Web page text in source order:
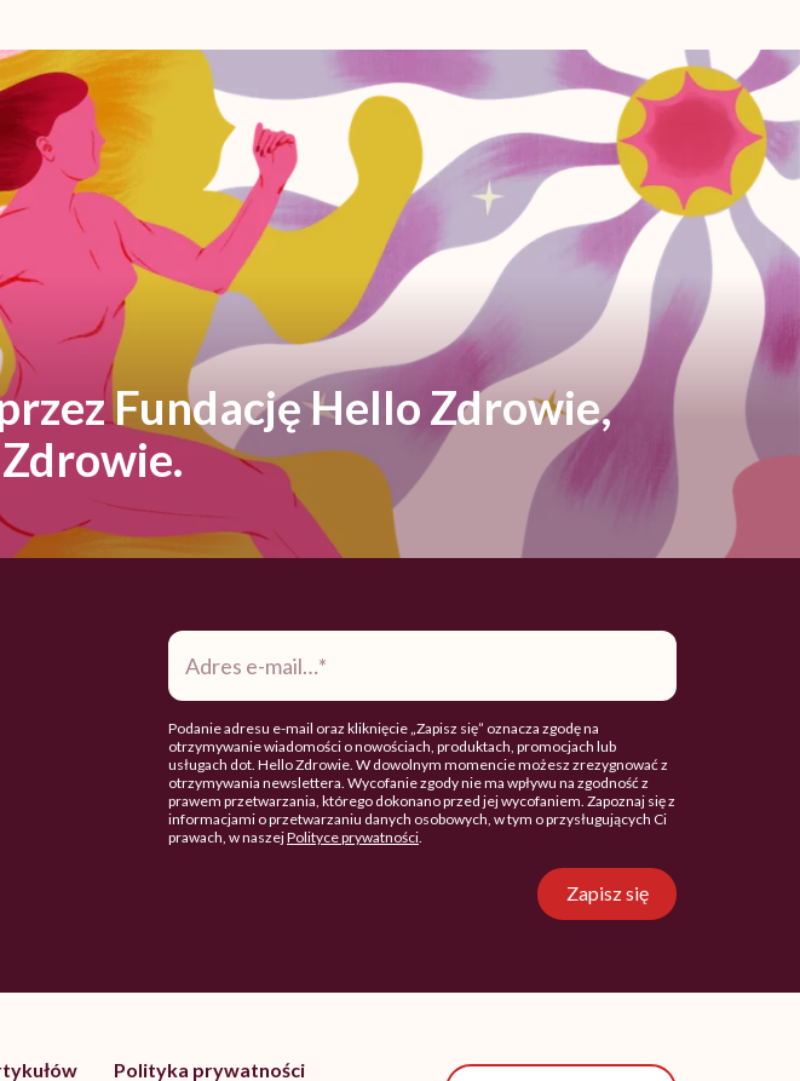
Fundację Hello Zdrowie,
Zdrowie.
Adres
mail*
Podanie adresu e-mail oraz kliknięcie „Zapisz się” oznacza zgodę na
otrzymywanie wiadomości o nowościach, produktach, promocjach lub
usługach dot. Hello Zdrowie. W dowolnym momencie możesz zrezygnować z
otrzymywania newslettera. Wycofanie zgody nie ma wpływu na zgodność z
prawem przetwarzania, którego dokonano przed jej wycofaniem. Zapoznaj się z
informacjami o przetwarzaniu danych osobowych, w tym o przysługujących Ci
prawach, w naszejPolityce prywatności
Zapisz się
Polityka prywatności